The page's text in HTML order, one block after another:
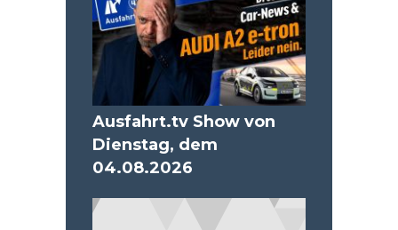
Ausfahrt.tv Show von
Dienstag, dem
04.08.2026